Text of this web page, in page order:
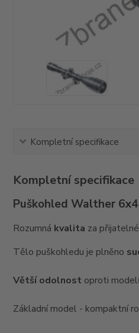
Kompletní specifikace
Kompletní specifikace
Puškohled Walther
Rozumná kvalita za
Tělo puškohledu je plněno
Větší odolnost oproti
Základní model - kompaktní